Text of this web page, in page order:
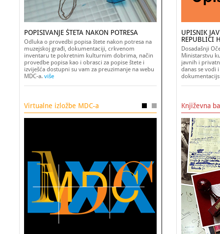
POPISIVANJE ŠTETA NAKON POTRESA
Odluka o provedbi popisa štete nakon potresa na
muzejskoj građi, dokumentaciji, crkvenom
inventaru te pokretnim kulturnim dobrima, način
provedbe popisa kao i obrasci za popise štete i
izviješća dostupni su vam za preuzimanje na webu
MDC-a. više
Virtualne izložbe MDC-a
UPISNIK
REPUBLICI
Dosadašnji
Ministarstvu
javnih i
danas se vodi
Književna